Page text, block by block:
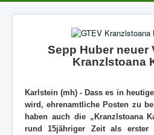
Sepp Huber neuer
Kranzlstoana
Karlstein (mh) - Dass es in
wird, ehrenamtliche Posten zu
haben auch die „Kranzlstoana
rund 15jähriger Zeit als erster